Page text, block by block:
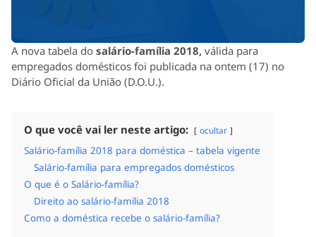
A nova tabela do salário-família 2018, válida para
empregados domésticos foi publicada na ontem (17) no
Diário Oficial da União (D.O.U.).
O que você vai ler neste artigo: ocultar
Salário-família 2018 para doméstica – tabela vigente
Salário-família para empregados domésticos
O que é o Salário-família?
Direito ao salário-família 2018
Como a doméstica recebe o salário-família?